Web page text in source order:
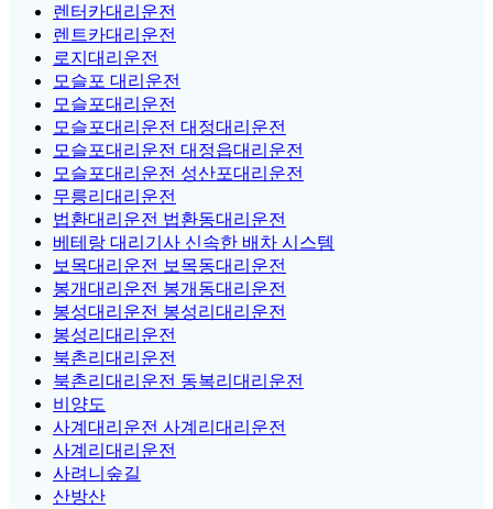
렌터카대리운전
렌트카대리운전
로지대리운전
모슬포 대리운전
모슬포대리운전
모슬포대리운전 대정대리운전
모슬포대리운전 대정읍대리운전
모슬포대리운전 성산포대리운전
무릉리대리운전
법환대리운전 법환동대리운전
베테랑 대리기사 신속한 배차 시스템
보목대리운전 보목동대리운전
봉개대리운전 봉개동대리운전
봉성대리운전 봉성리대리운전
봉성리대리운전
북촌리대리운전
북촌리대리운전 동복리대리운전
비양도
사계대리운전 사계리대리운전
사계리대리운전
사려니숲길
산방산